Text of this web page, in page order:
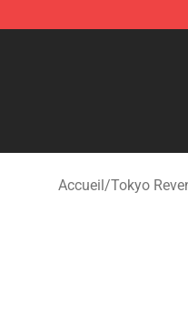
Accueil/Tokyo